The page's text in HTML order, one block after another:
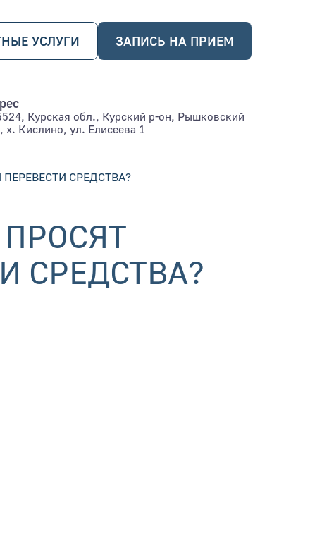
УСЛУГИ ЗАПИСЬ НА ПРИЕМ
Курская обл., Курский р-он, Рышковский
х. Кислино, ул. Елисеева 1
СРЕДСТВА?
СРЕДСТВА?